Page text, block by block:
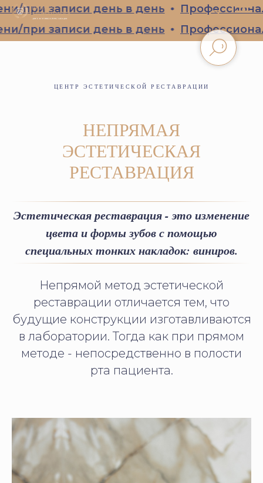
записи день в день
Профессиональная
записи день в день
Профессиональная
ЦЕНТР ЭСТЕТИЧЕСКОЙ РЕСТАВРАЦИИ
НЕПРЯМАЯ
ЭСТЕТИЧЕСКАЯ
РЕСТАВРАЦИЯ
Эстетическая реставрация - этоизменение
цвета и формы зубов с помощью
специальных тонких накладок: виниров.
Непрямой метод эстетической
реставрации отличается тем, что
будущие конструкции изготавливаются
в лаборатории. Тогда как при прямом
методе - непосредственно в полости
рта пациента.